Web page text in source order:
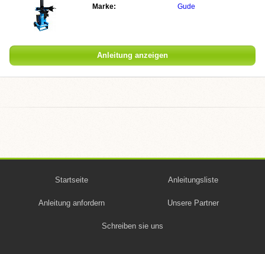
Marke: Gude
Anleitung anzeigen
Startseite Anleitungsliste
Anleitung anfordern Unsere Partner
Schreiben sie uns